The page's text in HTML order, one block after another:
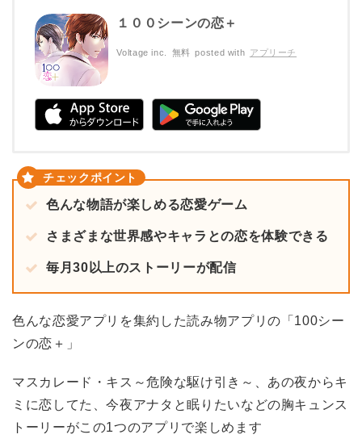
１００シーンの恋＋
Voltage inc. 無料 posted with アプリーチ
色んな物語が楽しめる恋愛ゲーム
さまざまな世界感やキャラとの恋を体験できる
毎月30以上のストーリーが配信
色んな恋愛アプリを集約した読み物アプリの「100シー
ンの恋＋」
マスカレード・キス～危険な駆け引き～、あの夜からキ
ミに恋してた、今夜アナタと眠りたいなどの胸キュンス
トーリーがこの1つのアプリで楽しめます